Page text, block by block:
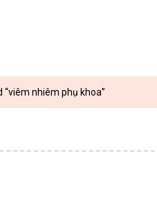
“viêm nhiêm phụ khoa”